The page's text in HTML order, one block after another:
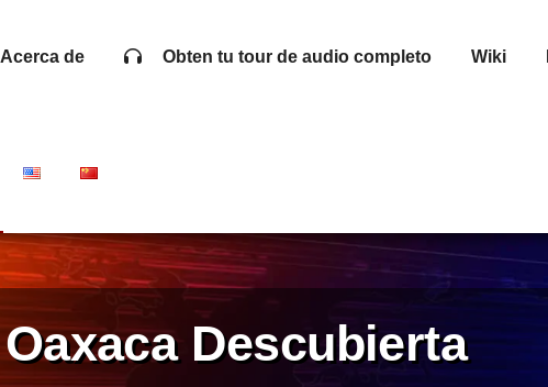
Acerca de Obten tu tour de audio completo Wiki
Oaxaca Descubierta